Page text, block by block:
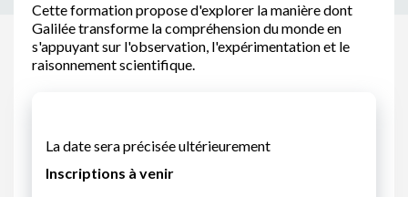
Cette formation propose d'explorer la manière dont
Galilée transforme la compréhension du monde en
s'appuyant sur l'observation, l'expérimentation et le
raisonnement scientifique.
La date sera précisée ultérieurement
Inscriptions à venir